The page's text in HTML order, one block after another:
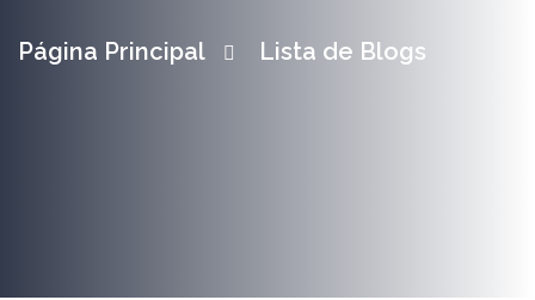
Página Principal Lista de Blogs